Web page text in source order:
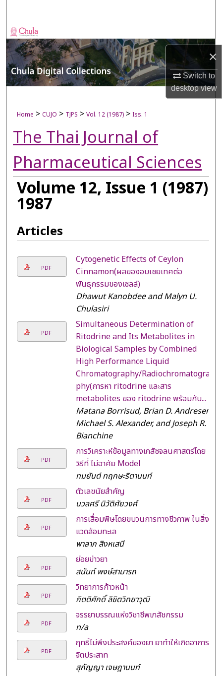
×
Switch to
desktopview
Browse Collections
My Account
About
Digital Commons Network™
Home > CUJO > TJPS > Vol. 12 (1987) > Iss. 1
The Thai Journal of
Pharmaceutical Sciences
Volume 12, Issue 1 (1987)
1987
Articles
PDF
Cytogenetic Effects of Ceylon
Cinnamon(ผลของอบเชยเทศต่อ
พันธุกรรมของเซลล์)
Dhawut Kanobdee and Malyn U.
Chulasiri
PDF
Simultaneous Determination of
Ritodrine and Its Metabolites in
Biological Samples by Combined
High Performance Liquid
Chromatography/Radiochromatogra
phy(การหา ritodrine และสาร
metabolites ของ ritodrine พร้อมกับ...
Matana Borrisud, Brian D. Andresen,
Michael S. Alexander, and Joseph R.
Bianchine
PDF
การวิเคราะห์ข้อมูลทางเภสัชจลนศาสตร์โดย
วิธีที่ ไม่อาศัย Model
ทมยันต์ ทฤกษะริตานนท์
PDF
ตัวเลขนัยสำคัญ
นวลศรี นิวัติศัยวงศ์
PDF
การเสื่อมพิษโดยขบวนการทางชีวภาพ ในสิ่ง
แวดล้อมทะเล
พาลาภ สิงหเสนี
PDF
ย่อยข่าวยา
สนันท์ พงษ์สามารถ
PDF
วิทยาการก้าวหน้า
กิตติศักดิ์ ลิขิตวิทยาวุฒิ
PDF
จรรยาบรรณแห่งวิชาชีพเภสัชกรรม
n/a
PDF
ฤทธิ์ไม่พึงประสงค์ของยา ยาทำให้เกิดอาการ
จิตประสาท
สุกัญญา เจษฎานนท์